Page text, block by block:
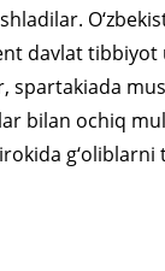
davlat
spartakiada
bilan ochiq